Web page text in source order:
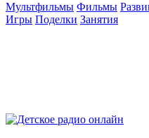
Мультфильмы Фильмы
Игры Поделки Занятия